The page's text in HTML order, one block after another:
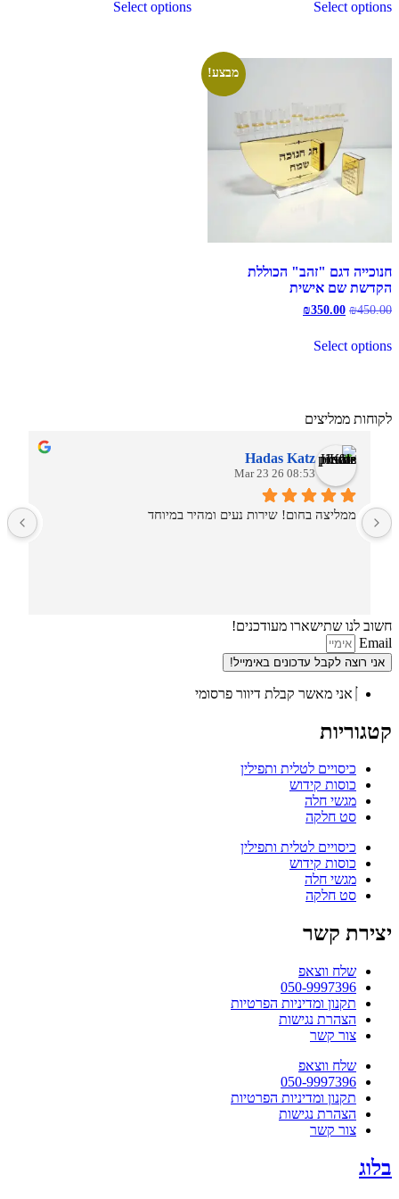
₪450.00.
Select options
₪450.00.
Select options
מבצע!
חנוכייה דגם "זהב" הכוללת
הקדשת שם אישית
₪450.00
המחיר
₪450.00.
₪350.00 המחיר
Select options
לקוחות ממליצים
Hadas Katz
08:53 26 Mar 23
ממליצה בחום! שירות נעים ומהיר במיוחד
חשוב לנו שתישארו מעודכנים!
Email
אני רוצה לקבל עדכונים באימייל!
אני מאשר קבלת דיוור פרסומי
קטגוריות
כיסויים לטלית ותפילין
כוסות קידוש
מגשי חלה
סט חלקה
כיסויים לטלית ותפילין
כוסות קידוש
מגשי חלה
סט חלקה
יצירת קשר
שלח ווצאפ
050-9997396
תקנון ומדיניות הפרטיות
הצהרת נגישות
צור קשר
שלח ווצאפ
050-9997396
תקנון ומדיניות הפרטיות
הצהרת נגישות
צור קשר
בלוג